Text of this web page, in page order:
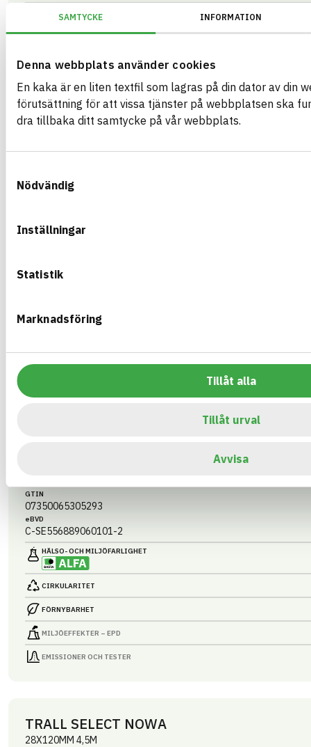
SAMTYCKE INFORMATION
Denna webbplats använder cookies
En kaka är en liten textfil som lagras på din dator av din
förutsättning för att vissa tjänster på webbplatsen ska
dra tillbaka ditt samtycke på vår webbplats.
Nödvändig
Inställningar
Statistik
Marknadsföring
Tillåt alla
Tillåt urval
Avvisa
MILJÖEFFEKTER – EPD
TRALL SELECT NOWA
28X120MM 3,9M
GTIN
CIRKULARITET
MILJÖEFFEKTER – EPD
GTIN
07350065305293
eBVD
C-SE556889060101-2
OrganoWood AB
BASTA ID
HÄLSO- OCH MILJÖ­FARLIGHET
CIRKULARITET
FÖRNYBARHET
MILJÖEFFEKTER – EPD
EMISSIONER OCH TESTER
TRALL SELECT NOWA
28X120MM 4,5M